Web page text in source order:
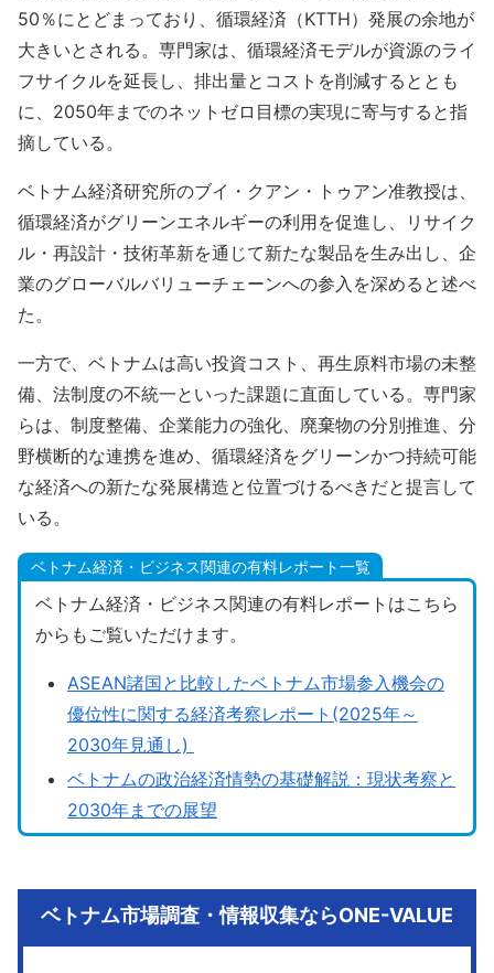
50％にとどまっており、循環経済（KTTH）発展の余地が
大きいとされる。専門家は、循環経済モデルが資源のライ
フサイクルを延長し、排出量とコストを削減するととも
に、2050年までのネットゼロ目標の実現に寄与すると指
摘している。
ベトナム経済研究所のブイ・クアン・トゥアン准教授は、
循環経済がグリーンエネルギーの利用を促進し、リサイク
ル・再設計・技術革新を通じて新たな製品を生み出し、企
業のグローバルバリューチェーンへの参入を深めると述べ
た。
一方で、ベトナムは高い投資コスト、再生原料市場の未整
備、法制度の不統一といった課題に直面している。専門家
らは、制度整備、企業能力の強化、廃棄物の分別推進、分
野横断的な連携を進め、循環経済をグリーンかつ持続可能
な経済への新たな発展構造と位置づけるべきだと提言して
いる。
ベトナム経済・ビジネス関連の有料レポート一覧
ベトナム経済・ビジネス関連の有料レポートはこちら
からもご覧いただけます。
ASEAN諸国と比較したベトナム市場参入機会の
優位性に関する経済考察レポート(2025年～
2030年見通し)
ベトナムの政治経済情勢の基礎解説：現状考察と
2030年までの展望
ベトナム市場調査・情報収集ならONE-VALUE